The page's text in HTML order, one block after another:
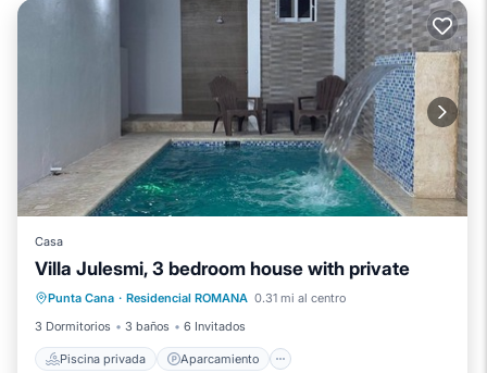
Casa
Villa Julesmi, 3 bedroom house with private
Punta Cana · Residencial ROMANA 0.31 mi al centro
3 Dormitorios
3 baños 6 Invitados
Piscina privada Aparcamiento
Piscina privada
Aparcamiento
Piscina
Balcón/Terraza